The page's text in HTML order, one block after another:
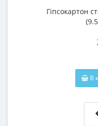
Гіпсокартон
В